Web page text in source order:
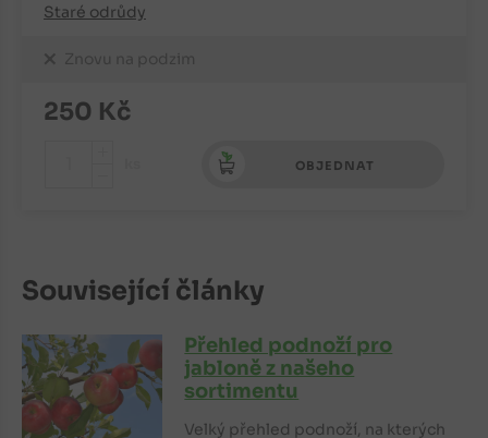
Staré odrůdy
Znovu na podzim
250 Kč
OBJEDNAT
Související články
Přehled podnoží pro
jabloně z našeho
sortimentu
Velký přehled podnoží, na kterých